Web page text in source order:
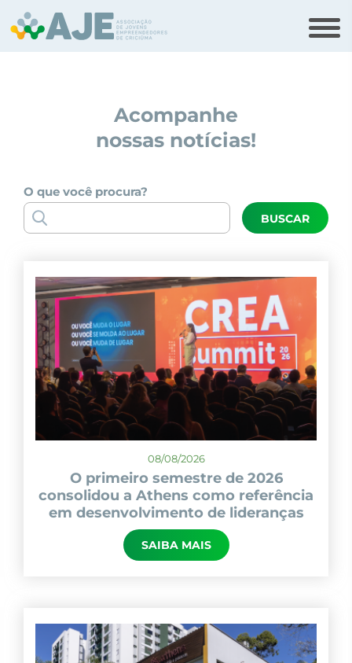
Acompanhe
nossas notícias!
O que você procura?
08/08/2026
O primeiro semestre de 2026
consolidou a Athens como referência
em desenvolvimento de lideranças
SAIBA MAIS